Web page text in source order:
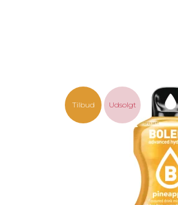
Tilbud Udsolgt